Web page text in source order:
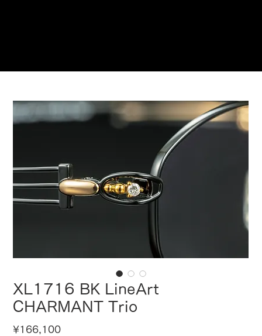
XL1716 BK LineArt
CHARMANT Trio
¥166,100Price